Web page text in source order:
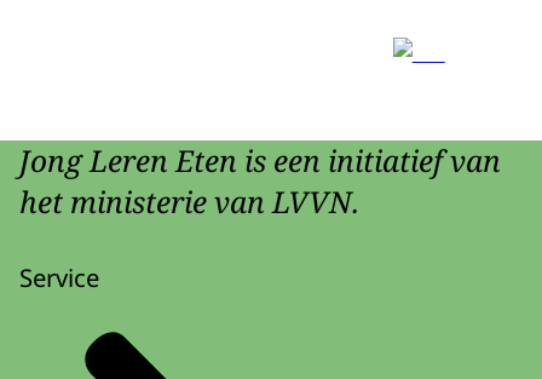
Jong Leren Eten is een initiatief van
het ministerie van LVVN.
Service